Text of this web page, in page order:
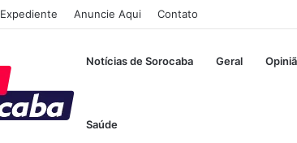
Expediente Anuncie Aqui Contato
Notícias de Sorocaba Geral
Saúde